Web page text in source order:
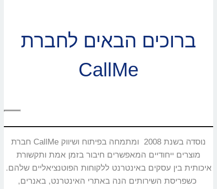
ברוכים הבאים לחברת
CallMe
חברת CallMe נוסדה בשנת 2008 ומתמחה בפיתוח ושיווק
מוצרים ייחודיים המאפשרים חיבור בזמן אמת ותקשורת
איכותית בין עסקים באינטרנט ללקוחות הפוטנציאליים שלהם.
כשפריסת השירותים הנה באתרי האינטרנט, באנרים,